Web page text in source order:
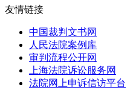
友情链接
中国裁判文书网
人民法院案例库
审判流程公开网
上海法院诉讼服务网
法院网上申诉信访平台